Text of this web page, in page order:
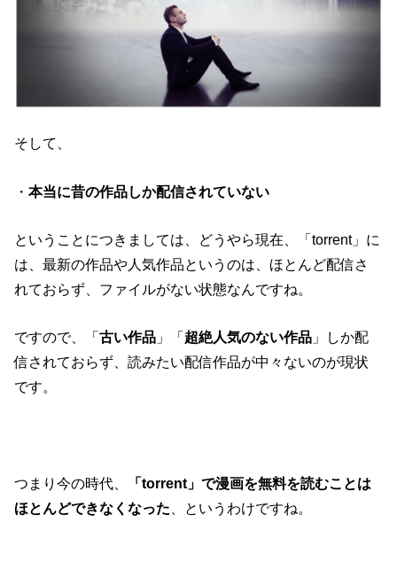
そして、
・本当に昔の作品しか配信されていない
ということにつきましては、どうやら現在、「torrent」に
は、最新の作品や人気作品というのは、ほとんど配信さ
れておらず、ファイルがない状態なんですね。
ですので、「古い作品 」「 超絶人気のない作品 」しか配
信されておらず、読みたい配信作品が中々ないのが現状
です。
つまり今の時代、
「torrent」で漫画を無料を読むことは
ほとんどできなくなった 、というわけですね。